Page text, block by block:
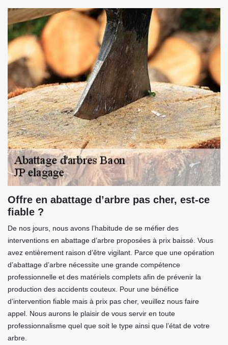
Offre en abattage d’arbre pas cher, est-ce
fiable ?
De nos jours, nous avons l’habitude de se méfier des
interventions en abattage d’arbre proposées à prix baissé. Vous
avez entièrement raison d’être vigilant. Parce que une opération
d’abattage d’arbre nécessite une grande compétence
professionnelle et des matériels complets afin de prévenir la
production des accidents couteux. Pour une bénéfice
d’intervention fiable mais à prix pas cher, veuillez nous faire
appel. Nous aurons le plaisir de vous servir en toute
professionnalisme quel que soit le type ainsi que l’état de votre
arbre.